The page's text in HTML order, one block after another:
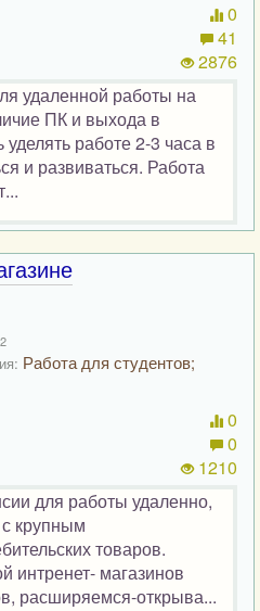
0
41
2876
удаленной работы на
ПК и выхода в
работе 2-3 часа в
и развиваться. Работа
Работа для студентов;
0
0
1210
для работы удаленно,
крупным
товаров.
интренет- магазинов
расширяемся-открыва...